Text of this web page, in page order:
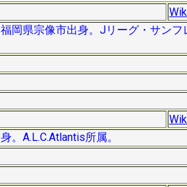
岡県宗像市出身。Jリーグ・サンフ
A.L.C.Atlantis所属。